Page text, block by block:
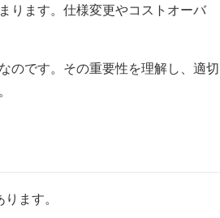
ります。仕様変更やコストオーバ
のです。その重要性を理解し、適切
ります。